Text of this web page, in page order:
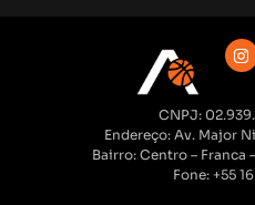
CNPJ:
Endereço: Av. Major
Bairro: Centro – Franca
Fone: +55